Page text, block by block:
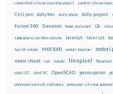
controlled silicon injection pencil control silicon
CtrlJ pen dolly foto dolly photo dolly project
fusion 360 Genuino home assistant i2c
lampadario con fibre ottiche lasercut laser cut
luci di natale MKR1000 motori bipolari motori
motor shield nas natale Neopixel Neopixel
oled i2C oled IIC OpenSCAD passo-passo
penna per pasta di saldatura penna per silicone